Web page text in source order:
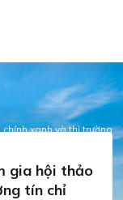
chính xanh và thị trường
gia hội thảo
tín chỉ